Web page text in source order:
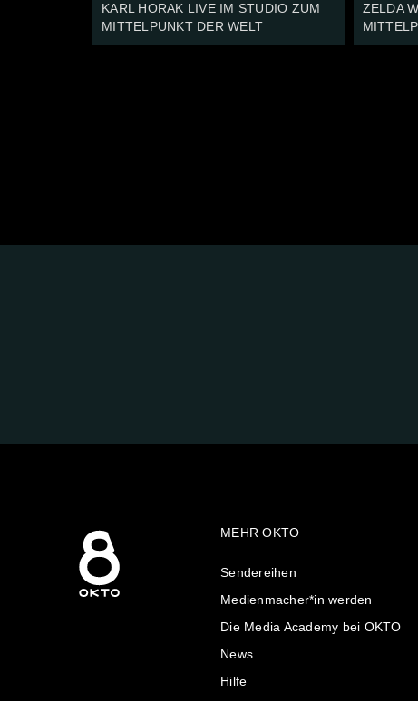
KARL HORAK LIVE IM STUDIO ZUM
MITTELPUNKT DER WELT
ZELDA
MEHR OKTO
Sendereihen
Medienmacher*in werden
Die Media Academy bei OKTO
News
Hilfe